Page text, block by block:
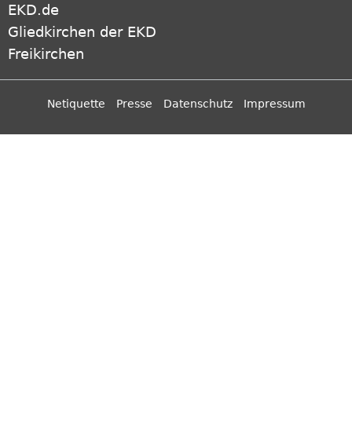
EKD.de
Gliedkirchen der EKD
Freikirchen
Netiquette Presse Datenschutz Impressum